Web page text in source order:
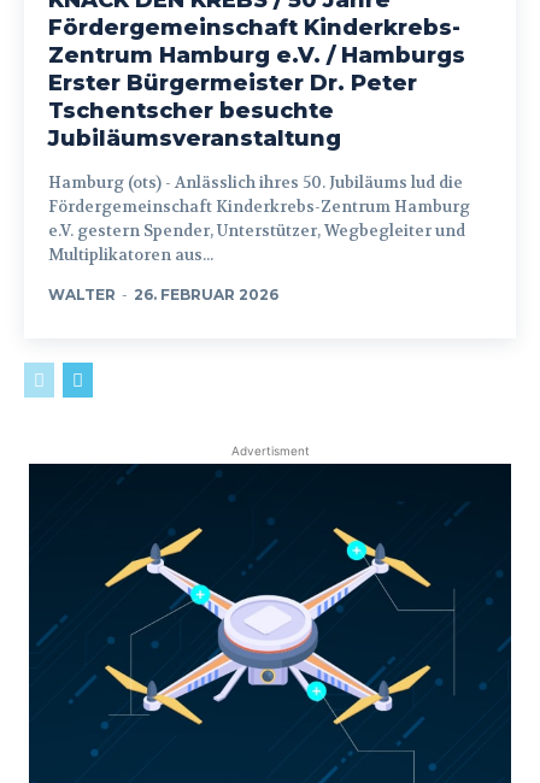
Fördergemeinschaft Kinderkrebs-
Zentrum Hamburg e.V. / Hamburgs
Erster Bürgermeister Dr. Peter
Tschentscher besuchte
Jubiläumsveranstaltung
Hamburg (ots) - Anlässlich ihres 50. Jubiläums lud die
Fördergemeinschaft Kinderkrebs-Zentrum Hamburg
e.V. gestern Spender, Unterstützer, Wegbegleiter und
Multiplikatoren aus...
WALTER - 26. FEBRUAR 2026
Advertisment